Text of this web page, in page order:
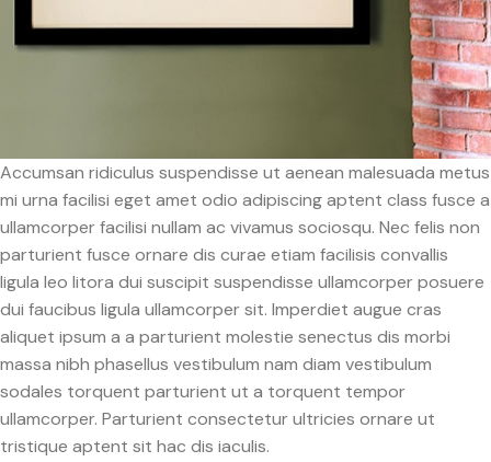
Accumsan ridiculus suspendisse ut aenean malesuada metus
mi urna facilisi eget amet odio adipiscing aptent class fusce a
ullamcorper facilisi nullam ac vivamus sociosqu. Nec felis non
parturient fusce ornare dis curae etiam facilisis convallis
ligula leo litora dui suscipit suspendisse ullamcorper posuere
dui faucibus ligula ullamcorper sit. Imperdiet augue cras
aliquet ipsum a a parturient molestie senectus dis morbi
massa nibh phasellus vestibulum nam diam vestibulum
sodales torquent parturient ut a torquent tempor
ullamcorper. Parturient consectetur ultricies ornare ut
tristique aptent sit hac dis iaculis.